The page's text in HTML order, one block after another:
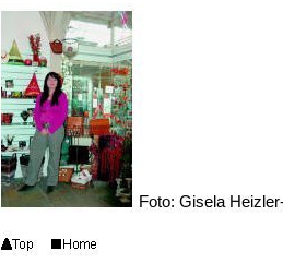
Foto: Gisela